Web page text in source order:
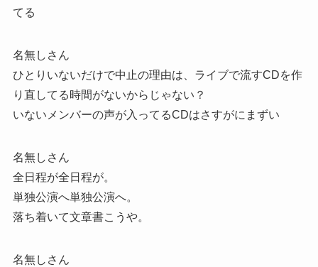
てる
名無しさん
ひとりいないだけで中止の理由は、ライブで流すCDを作
り直してる時間がないからじゃない？
いないメンバーの声が入ってるCDはさすがにまずい
名無しさん
全日程が全日程が。
単独公演へ単独公演へ。
落ち着いて文章書こうや。
名無しさん